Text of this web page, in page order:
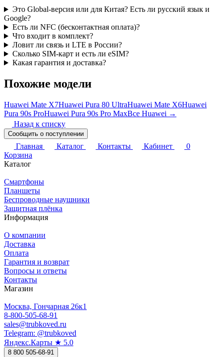
Это Global-версия или для Китая? Есть ли русский язык и
Google?
Есть ли NFC (бесконтактная оплата)?
Что входит в комплект?
Ловит ли связь и LTE в России?
Сколько SIM-карт и есть ли eSIM?
Какая гарантия и доставка?
Похожие модели
Huawei Mate X7Huawei Pura 80 UltraHuawei Mate X6Huawei
Pura 90s ProHuawei Pura 90s Pro MaxВсе Huawei →
Назад к списку
Сообщить о поступлении
Главная Каталог Контакты Кабинет
0
Корзина
Каталог
Смартфоны
Планшеты
Беспроводные наушники
Защитная плёнка
Информация
О компании
Доставка
Оплата
Гарантия и возврат
Вопросы и ответы
Контакты
Магазин
Москва, Гончарная 26к1
8-800-505-68-91
sales@trubkoved.ru
Telegram: @trubkoved
Яндекс.Карты ★ 5.0
8 800 505-68-91